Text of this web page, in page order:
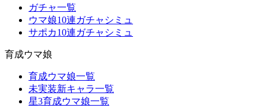
ガチャ一覧
ウマ娘10連ガチャシミュ
サポカ10連ガチャシミュ
育成ウマ娘
育成ウマ娘一覧
未実装新キャラ一覧
星3育成ウマ娘一覧